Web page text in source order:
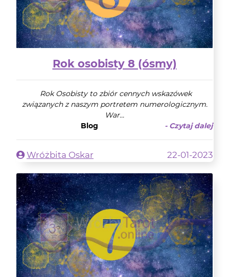
Rok osobisty 8 (ósmy)
Rok Osobisty to zbiór cennych wskazówek
związanych z naszym portretem numerologicznym.
War...
Blog
- Czytaj dalej
Wróżbita Oskar 22-01-2023